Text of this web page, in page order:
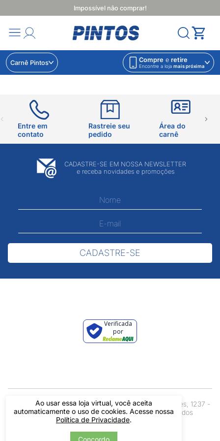
Impossível não comprar!
Carnê Pintos Compre e retire
Encontre a loja mais próxima
Ao usar essa loja virtual, você aceita
automaticamente o uso de cookies. Acesse nossa
Política de Privacidade.
Concordo
Entre em
contato
Rastreie seu
pedido
Área do
carnê
CADASTRE-SE EM NOSSA NEWSLETTER
e receba novidades e promoções
CADASTRE-SE
Verificada
por
Pintos LTDA - 06.837.645/0001-60 - Rua Álvaro Mendes, 1237 -
Centro - Teresina/ PI - Todos os Direitos Reservados